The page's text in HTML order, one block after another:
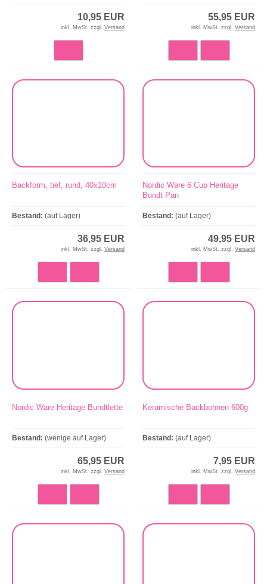
10,95 EUR
inkl. MwSt. zzgl. Versand
55,95 EUR
inkl. MwSt. zzgl. Versand
Backform, tief, rund, 40x10cm
Bestand: (auf Lager)
36,95 EUR
inkl. MwSt. zzgl. Versand
Nordic Ware 6 Cup Heritage
Bundt Pan
Bestand: (auf Lager)
49,95 EUR
inkl. MwSt. zzgl. Versand
Nordic Ware Heritage Bundtlette
Bestand: (wenige auf Lager)
65,95 EUR
inkl. MwSt. zzgl. Versand
Keramische Backbohnen 600g
Bestand: (auf Lager)
7,95 EUR
inkl. MwSt. zzgl. Versand